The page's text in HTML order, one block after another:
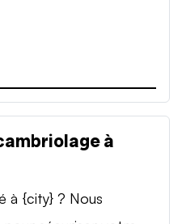
à
à {city} ? Nous